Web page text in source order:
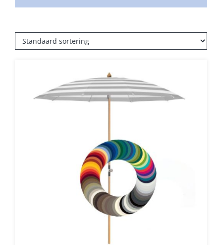
Beschermhoezen
Glatz Vita Collectie
Glatz stofstalen collectie Sampleboeken
Umbrosa en Paraflex parasoldoeken